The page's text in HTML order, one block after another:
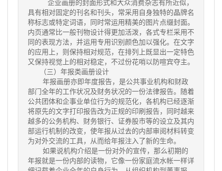
企业画册的封面形式和大众消费杂志有所近似，
具有相对固定的刊名和刊头，常采用自身独特的晶牌名
称标志或特定词语，同时常运用精美的图片点缀封面。
内页通常比一般刊物设计得更加活泼，各式专栏采用不
同的表现方法，并运用专用识别颜色加以强化。在文字
的应用上，则保持相对规范，在排列上既显出一定特色
又保持视觉上的相对稳定，不过份花哨以防喧宾夺主。
（三）年报类画册设计
年报画册亦即年度报告，是公共事业机构和财政
部门全年的工作状况及财务状况的一份法律报告。随着
公共团体和企事业单位行为的规范化，各机构已经逐渐
将原先的文字打印报告改为正规的印刷报告，同时越来
越多的公务机构、财务银行、证券股市等的设立及其内
部运行机制的改变，使年报从过去的内部审阅材料转变
为对外交流的工具，从而给年报注入了新的生命。
如果说机构介绍是一份对外的宣传，那么初期的
年报就是一份内部的读物，它像一份家庭流水帐一样详